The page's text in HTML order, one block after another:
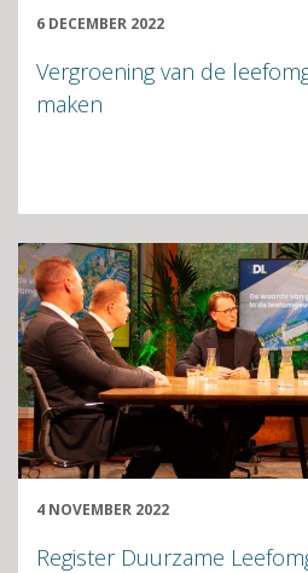
6 DECEMBER 2022
Vergroening van de
maken
4 NOVEMBER 2022
Register Duurzame